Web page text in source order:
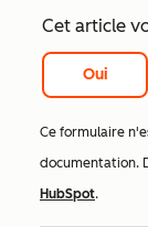
Cet article
Oui
Ce formulaire
documentation.
HubSpot.